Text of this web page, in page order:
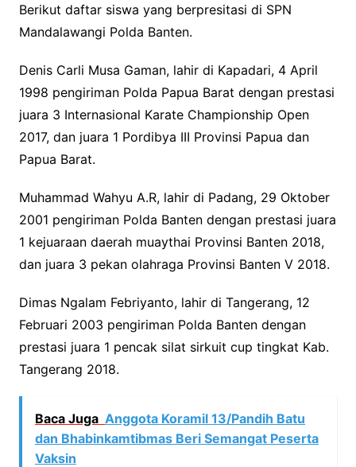
Berikut daftar siswa yang berpresitasi di SPN
Mandalawangi Polda Banten.
Denis Carli Musa Gaman, lahir di Kapadari, 4 April
1998 pengiriman Polda Papua Barat dengan prestasi
juara 3 Internasional Karate Championship Open
2017, dan juara 1 Pordibya III Provinsi Papua dan
Papua Barat.
Muhammad Wahyu A.R, lahir di Padang, 29 Oktober
2001 pengiriman Polda Banten dengan prestasi juara
1 kejuaraan daerah muaythai Provinsi Banten 2018,
dan juara 3 pekan olahraga Provinsi Banten V 2018.
Dimas Ngalam Febriyanto, lahir di Tangerang, 12
Februari 2003 pengiriman Polda Banten dengan
prestasi juara 1 pencak silat sirkuit cup tingkat Kab.
Tangerang 2018.
Baca Juga Anggota Koramil 13/Pandih Batu
dan Bhabinkamtibmas Beri Semangat Peserta
Vaksin